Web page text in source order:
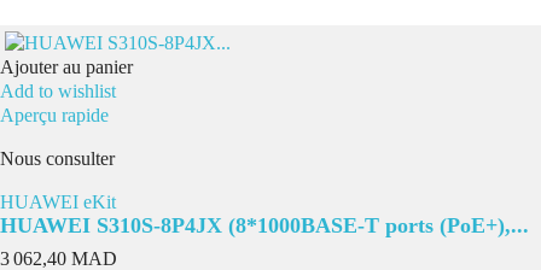
Ajouter au panier
Add to wishlist
Aperçu rapide
Nous consulter
HUAWEI eKit
HUAWEI S310S-8P4JX (8*1000BASE-T ports (PoE+),...
Prix
3 062,40 MAD